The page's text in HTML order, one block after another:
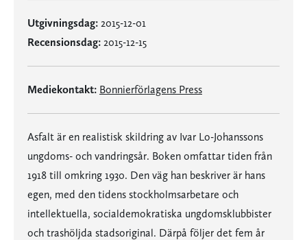
Utgivningsdag: 2015-12-01
Recensionsdag: 2015-12-15
Mediekontakt: Bonnierförlagens Press
Asfalt är en realistisk skildring av Ivar Lo-Johanssons
ungdoms- och vandringsår. Boken omfattar tiden från
1918 till omkring 1930. Den väg han beskriver är hans
egen, med den tidens stockholmsarbetare och
intellektuella, socialdemokratiska ungdomsklubbister
och trashöljda stadsoriginal. Därpå följer det fem år